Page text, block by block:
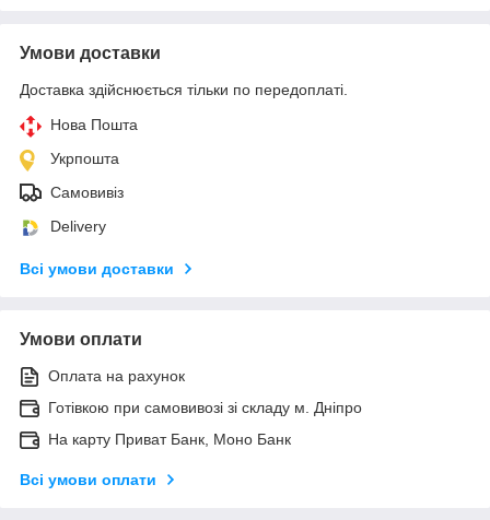
Умови доставки
Доставка здійснюється тільки по передоплаті.
Нова Пошта
Укрпошта
Самовивіз
Delivery
Всі умови доставки
Умови оплати
Оплата на рахунок
Готівкою при самовивозі зі складу м. Дніпро
На карту Приват Банк, Моно Банк
Всі умови оплати